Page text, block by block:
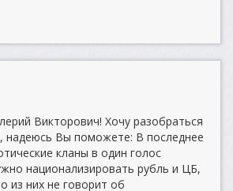
Викторович! Хочу разобраться
надеюсь Вы поможете: В последнее
кланы в один голос
национализировать рубль и ЦБ,
из них не говорит об